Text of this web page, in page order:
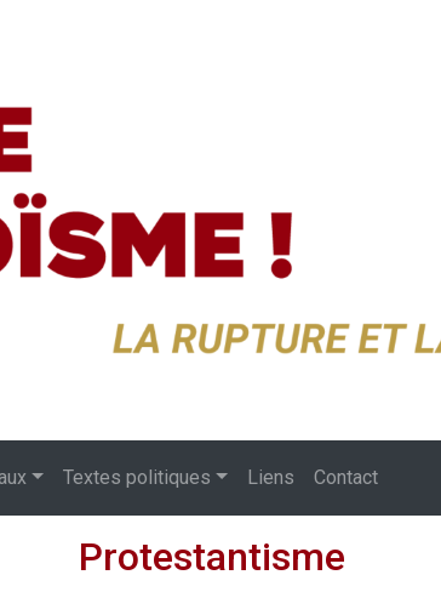
Textes politiques Liens Contact
Protestantisme